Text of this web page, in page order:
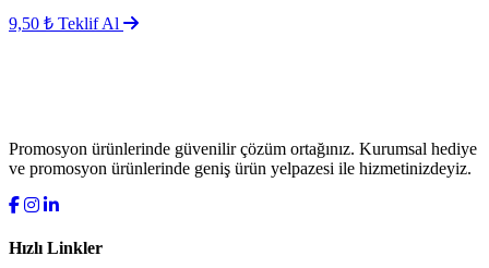
9,50 ₺ Teklif Al
Promosyon ürünlerinde güvenilir çözüm ortağınız. Kurumsal hediye
ve promosyon ürünlerinde geniş ürün yelpazesi ile hizmetinizdeyiz.
Hızlı Linkler